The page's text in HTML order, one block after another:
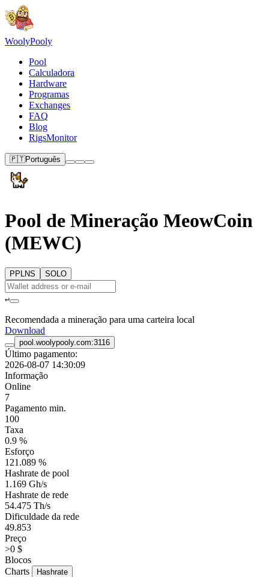
WoolyPooly
Pool
Calculadora
Hardware
Programas
Exchanges
FAQ
Blog
RigsMonitor
🇵🇹Português
Pool de Mineração MeowCoin
(MEWC)
PPLNS SOLO
↵
Recomendada a mineração para uma carteira local
Download
pool.woolypooly.com:3116
Último pagamento:
2026-08-07 14:30:09
Informação
Online
7
Pagamento min.
100
Taxa
0.9 %
Esforço
121.089 %
Hashrate de pool
1.169 Gh/s
Hashrate de rede
54.475 Th/s
Dificuldade da rede
49.853
Preço
>0 $
Blocos
Charts
Hashrate